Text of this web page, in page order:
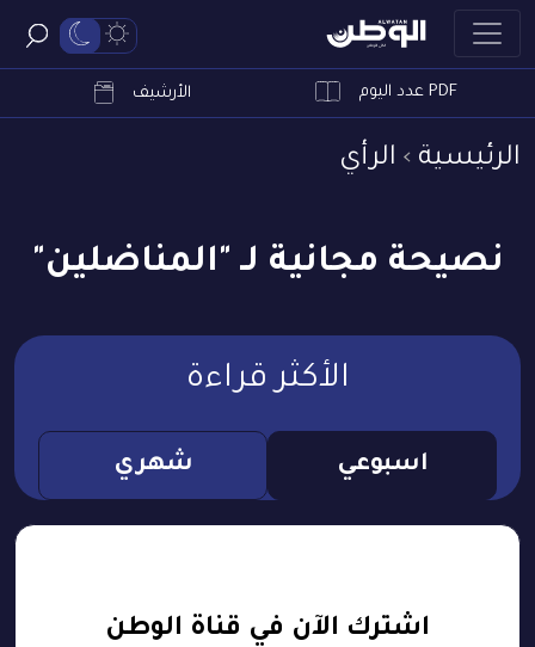
PDF عدد اليوم الأرشيف
الرئيسية الرأي
نصيحة مجانية لـ "المناضلين"
الأكثر قراءة
اسبوعي شهري
اشترك الآن في قناة الوطن